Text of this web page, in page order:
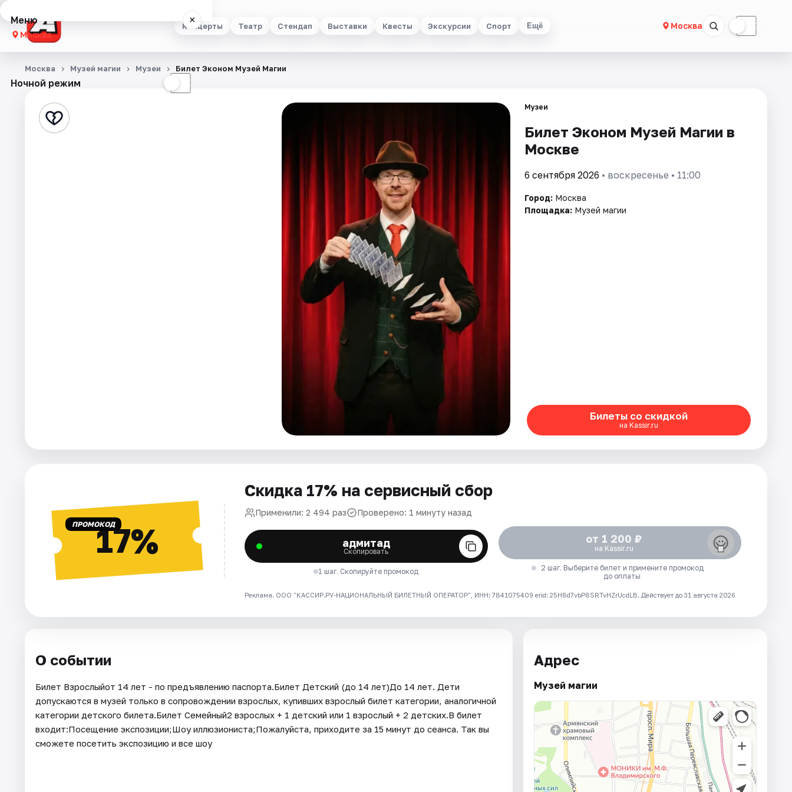
Концерты Театр Стендап Выставки Квесты Экскурсии Спорт Ещё Москва ☾
Меню ×
Москва
Концерты
Стендап
Ночной режим ☾
Москва Музей магии Музеи Билет Эконом Музей Магии
Музеи
Билет Эконом Музей Магии в
Москве
6 сентября 2026 • воскресенье • 11:00
Город: Москва
Площадка: Музей магии
Билеты со скидкой
на Kassir.ru
ПРОМОКОД17%
Скидка 17% на сервисный сбор
Применили: 2 494 раз Проверено: 1 минуту назад
адмитад
Скопировать
1 шаг. Скопируйте промокод
от 1 200 ₽
на Kassir.ru
2 шаг. Выберите билет и примените промокод
до оплаты
Реклама. ООО "КАССИР.РУ-НАЦИОНАЛЬНЫЙ БИЛЕТНЫЙ ОПЕРАТОР", ИНН: 7841075409 erid: 25H8d7vbP8SRTvHZrUcdLB. Действует до 31 августа 2026
О событии
Билет Взрослыйот 14 лет - по предъявлению паспорта.Билет Детский (до 14 лет)До 14 лет. Дети
допускаются в музей только в сопровождении взрослых, купивших взрослый билет категории, аналогичной
категории детского билета.Билет Семейный2 взрослых + 1 детский или 1 взрослый + 2 детских.В билет
входит:Посещение экспозиции;Шоу иллюзиониста;Пожалуйста, приходите за 15 минут до сеанса. Так вы
сможете посетить экспозицию и все шоу
Адрес
Музей магии